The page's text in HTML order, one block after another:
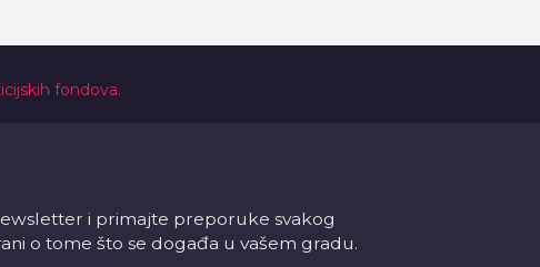
fondova.
i primajte preporuke svakog
o tome što se događa u vašem gradu.